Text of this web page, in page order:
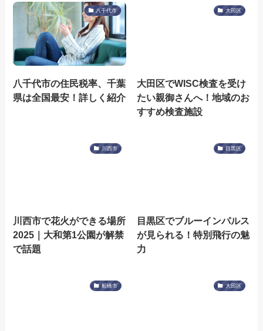
八千代市
八千代市の住民税率、千葉
県は全国最安！詳しく紹介
大田区
大田区でWISC検査を受け
たい親御さんへ！地域のお
すすめ検査施設
川西市
川西市で花火ができる場所
2025｜大和第1公園が解禁
で話題
目黒区
目黒区でブルーインパルス
が見られる！特別飛行の魅
力
船橋市 大田区